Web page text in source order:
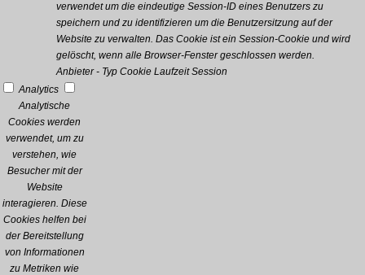
verwendet um die eindeutige Session-ID eines Benutzers zu
speichern und zu identifizieren um die Benutzersitzung auf der
Website zu verwalten. Das Cookie ist ein Session-Cookie und wird
gelöscht, wenn alle Browser-Fenster geschlossen werden.
Anbieter - Typ Cookie Laufzeit Session
Analytics
Analytische
Cookies werden
verwendet, um zu
verstehen, wie
Besucher mit der
Website
interagieren. Diese
Cookies helfen bei
der Bereitstellung
von Informationen
zu Metriken wie